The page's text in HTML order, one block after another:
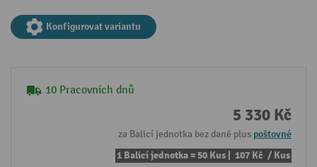
Konfigurovat variantu
10 Pracovních dnů
5 330 Kč
za Balicí jednotka bez daně plus poštovné
1 Balicí jednotka = 50 Kus | 107 Kč / Kus